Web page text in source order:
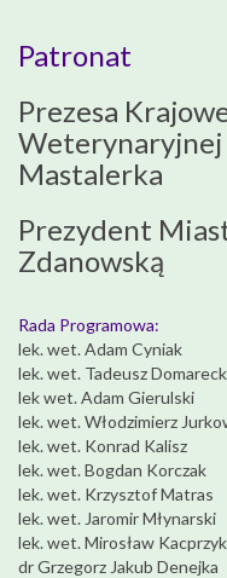
Patronat
Prezesa
Weterynaryjnej
Mastalerka
Prezydent
Zdanowską
Rada Programowa:
lek. wet. Adam Cyniak
lek. wet. Tadeusz
lek wet. Adam Gierulski
lek. wet. Włodzimierz
lek. wet. Konrad Kalisz
lek. wet. Bogdan Korczak
lek. wet. Krzysztof Matras
lek. wet. Jaromir Młynarski
lek. wet. Mirosław Kacprzyk
dr Grzegorz Jakub Denejka